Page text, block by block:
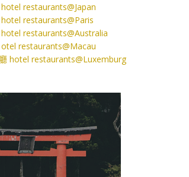
restaurants@Japan
restaurants@Paris
restaurants@Australia
restaurants@Macau
hotel restaurants@Luxemburg